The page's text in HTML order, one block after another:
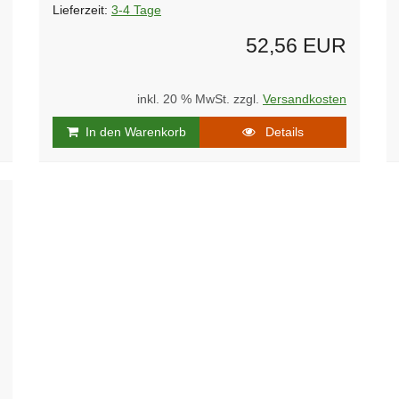
Lieferzeit: 3-4 Tage
52,56 EUR
inkl. 20 % MwSt. zzgl. Versandkosten
In den Warenkorb Details